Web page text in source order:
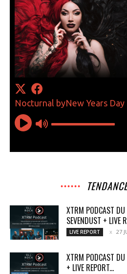
XTRM PODCAST
SEVENDUST + LIVE
LIVE REPORT 27
XTRM PODCAST
+ LIVE REPORT...